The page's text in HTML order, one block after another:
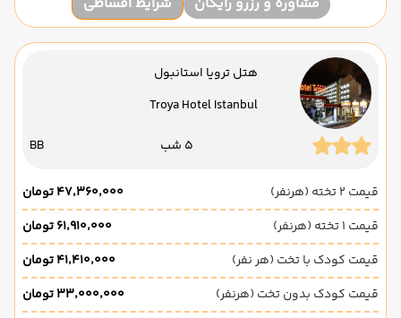
هتل ترویا استانبول
Troya Hotel Istanbul
5 شب BB
قیمت 2 تخته (هرنفر)
۴۷٬۳۶۰٬۰۰۰ تومان
قیمت 1 تخته (هرنفر)
۶۱٬۹۱۰٬۰۰۰ تومان
قیمت کودک با تخت (هر نفر)
۴۱٬۴۱۰٬۰۰۰ تومان
قیمت کودک بدون تخت (هرنفر)
۳۳٬۰۰۰٬۰۰۰ تومان